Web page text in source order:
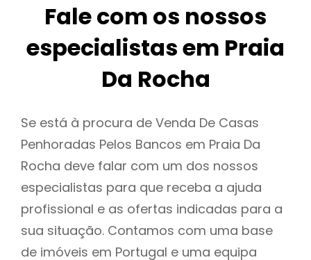
Fale com os nossos
especialistas em Praia
Da Rocha
Se está à procura de Venda De Casas
Penhoradas Pelos Bancos em Praia Da
Rocha deve falar com um dos nossos
especialistas para que receba a ajuda
profissional e as ofertas indicadas para a
sua situação. Contamos com uma base
de imóveis em Portugal e uma equipa